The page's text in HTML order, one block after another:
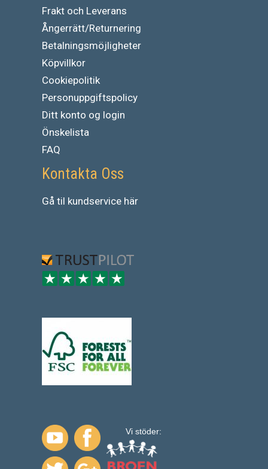
Frakt och Leverans
Ångerrätt/Returnering
Betalningsmöjligheter
Köpvillkor
Cookiepolitik
Personuppgiftspolicy
Ditt konto og login
Önskelista
FAQ
Kontakta Oss
Gå til kundservice här
Vi stöder: